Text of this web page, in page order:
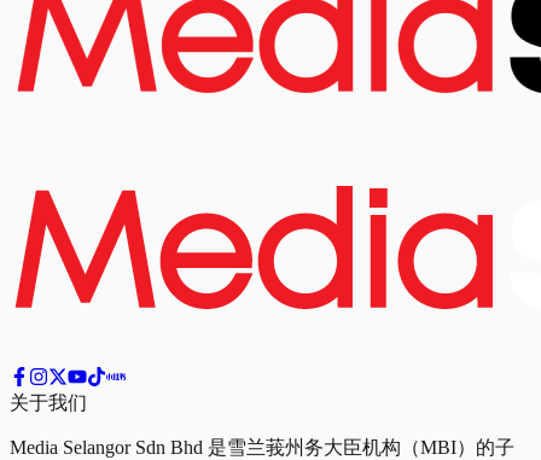
关于我们
Media Selangor Sdn Bhd 是雪兰莪州务大臣机构（MBI）的子